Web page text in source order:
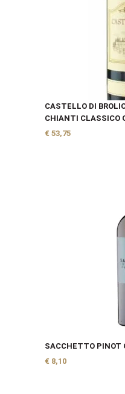
CASTELLO DI
CHIANTI CLASSICO
€ 53,75
SACCHETTO PINOT
€ 8,10